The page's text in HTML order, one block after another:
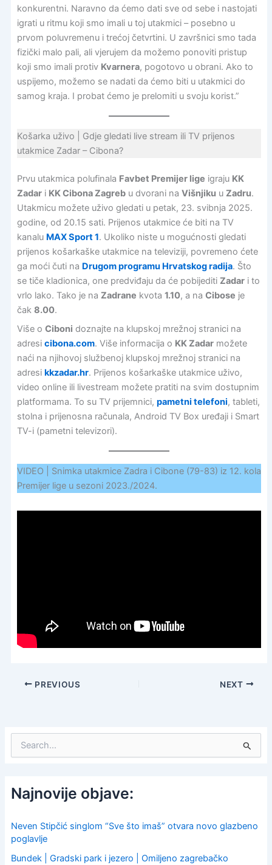
konkurentni. Naravno da ćemo dati sve od sebe i nastojati
igrati u ritmu koji smo imali u toj utakmici – posebno u
prvom poluvremenu i trećoj četvrtini. U završnici smo tada
fizički malo pali, ali vjerujem da možemo ponoviti pristup
koji smo imali protiv Kvarnera, pogotovo u obrani. Ako to
uspijemo, možemo se nadati da ćemo biti u utakmici do
samog kraja. I probat ćemo je prelomiti u svoju korist.”
Košarka uživo | Gdje gledati live stream ili TV prijenos
utakmice Zadar – Cibona?
Prvu utakmica polufinala Favbet Premijer lige igraju KK
Zadari KK Cibona Zagrebu dvorani na Višnjiku u Zadru.
Utakmicu možete uživo gledati u petak, 23. svibnja 2025.
godine, od 20.15 sati. Prijenos utakmice će biti na TV
kanalu MAX Sport 1. Ukoliko niste u mogućnosti gledati
prijenos košarkaške utakmice na televiziji, povremeno ćete
ga moći čuti na Drugom programu Hrvatskog radija. Što
se tiče kladionica, one predviđaju da će pobijediti Zadari to
vrlo lako. Tako je na Zadrane kvota 1.10, a na Cibose je
čak 8.00.
Više o Ciboni doznajte na klupskoj mrežnoj stranici na
adresi cibona.com. Više informacija o KK Zadarmožete
naći na njihovoj službenoj klupskoj mrežnoj stranici na
adresi kkzadar.hr. Prijenos košarkaške utakmice uživo,
video online ili livestream možete pratiti na svim dostupnim
platformama. To su TV prijemnici, pametni telefoni, tableti,
stolna i prijenosna računala, Android TV Box uređaji i Smart
TV-i (pametni televizori).
VIDEO | Snimka utakmice Zadra i Cibone (79-83) iz 12. kola
Premijer lige u sezoni 2023./2024.
PREVIOUS NEXT
c
h
o
r
Najnovije objave:
Neven Stipčić singlom “Sve što imaš” otvara novo glazbeno
poglavlje
Bundek | Gradski park i jezero | Omiljeno zagrebačko